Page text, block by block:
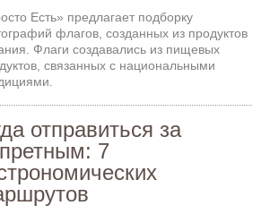
Есть» предлагает подборку
флагов, созданных из продуктов
Флаги создавались из пищевых
связанных с национальными
отправиться за
7